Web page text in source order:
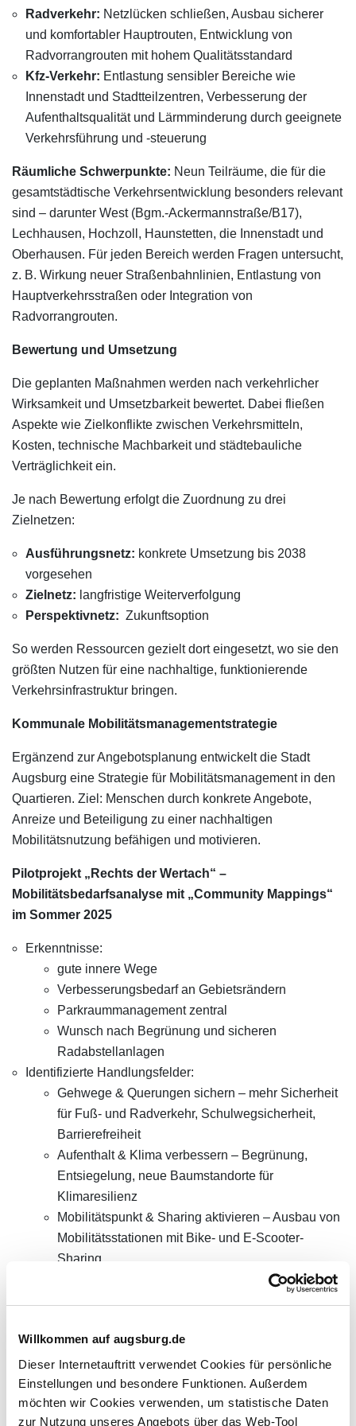
Willkommen auf augsburg.de
Dieser Internetauftritt verwendet Cookies für persönliche
Einstellungen und besondere Funktionen. Außerdem
möchten wir Cookies verwenden, um statistische Daten
zur Nutzung unseres Angebots über das Web-Tool
Radverkehr: Netzlücken schließen, Ausbau sicherer
und komfortabler Hauptrouten, Entwicklung von
Radvorrangrouten mit hohem Qualitätsstandard
Kfz-Verkehr: Entlastung sensibler Bereiche wie
Innenstadt und Stadtteilzentren, Verbesserung der
Aufenthaltsqualität und Lärmminderung durch geeignete
Verkehrsführung und -steuerung
Räumliche Schwerpunkte: Neun Teilräume, die für die
gesamtstädtische Verkehrsentwicklung besonders relevant
sind – darunter West (Bgm.-Ackermannstraße/B17),
Lechhausen, Hochzoll, Haunstetten, die Innenstadt und
Oberhausen. Für jeden Bereich werden Fragen untersucht,
z. B. Wirkung neuer Straßenbahnlinien, Entlastung von
Hauptverkehrsstraßen oder Integration von
Radvorrangrouten.
Bewertung und Umsetzung
Die geplanten Maßnahmen werden nach verkehrlicher
Wirksamkeit und Umsetzbarkeit bewertet. Dabei fließen
Aspekte wie Zielkonflikte zwischen Verkehrsmitteln,
Kosten, technische Machbarkeit und städtebauliche
Verträglichkeit ein.
Je nach Bewertung erfolgt die Zuordnung zu drei
Zielnetzen:
Ausführungsnetz: konkrete Umsetzung bis 2038
vorgesehen
Zielnetz: langfristige Weiterverfolgung
Perspektivnetz: Zukunftsoption
So werden Ressourcen gezielt dort eingesetzt, wo sie den
größten Nutzen für eine nachhaltige, funktionierende
Verkehrsinfrastruktur bringen.
Kommunale Mobilitätsmanagementstrategie
Ergänzend zur Angebotsplanung entwickelt die Stadt
Augsburg eine Strategie für Mobilitätsmanagement in den
Quartieren. Ziel: Menschen durch konkrete Angebote,
Anreize und Beteiligung zu einer nachhaltigen
Mobilitätsnutzung befähigen und motivieren.
Pilotprojekt „Rechts der Wertach“ –
Mobilitätsbedarfsanalyse mit „Community Mappings“
im Sommer 2025
Erkenntnisse:
gute innere Wege
Verbesserungsbedarf an Gebietsrändern
Parkraummanagement zentral
Wunsch nach Begrünung und sicheren
Radabstellanlagen
Identifizierte Handlungsfelder:
Gehwege & Querungen sichern – mehr Sicherheit
für Fuß- und Radverkehr, Schulwegsicherheit,
Barrierefreiheit
Aufenthalt & Klima verbessern – Begrünung,
Entsiegelung, neue Baumstandorte für
Klimaresilienz
Mobilitätspunkt & Sharing aktivieren – Ausbau von
Mobilitätsstationen mit Bike- und E-Scooter-
Sharing
Gesamtstädtische Perspektive
Die Erkenntnisse aus dem Pilotprojekt fließen in einen
Leitfaden für quartiersbezogenes Mobilitätsmanagement
ein. Dieser dient künftig als Grundlage für weitere